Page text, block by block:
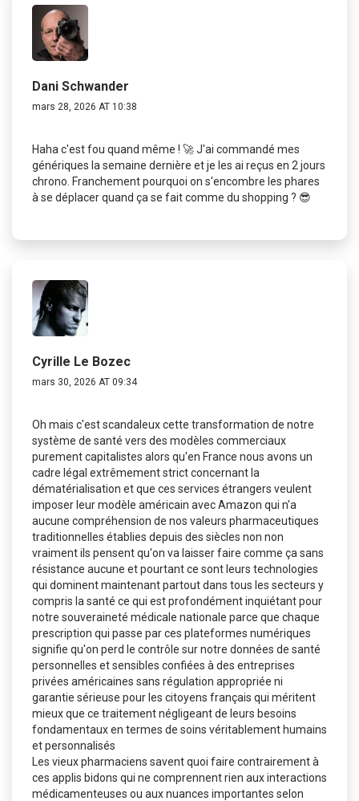
Dani Schwander
mars 28, 2026 AT 10:38
Haha c'est fou quand même ! 🚀 J'ai commandé mes
génériques la semaine dernière et je les ai reçus en 2 jours
chrono. Franchement pourquoi on s'encombre les phares
à se déplacer quand ça se fait comme du shopping ? 😎
Cyrille Le Bozec
mars 30, 2026 AT 09:34
Oh mais c'est scandaleux cette transformation de notre
système de santé vers des modèles commerciaux
purement capitalistes alors qu'en France nous avons un
cadre légal extrêmement strict concernant la
dématérialisation et que ces services étrangers veulent
imposer leur modèle américain avec Amazon qui n'a
aucune compréhension de nos valeurs pharmaceutiques
traditionnelles établies depuis des siècles non non
vraiment ils pensent qu'on va laisser faire comme ça sans
résistance aucune et pourtant ce sont leurs technologies
qui dominent maintenant partout dans tous les secteurs y
compris la santé ce qui est profondément inquiétant pour
notre souveraineté médicale nationale parce que chaque
prescription qui passe par ces plateformes numériques
signifie qu'on perd le contrôle sur notre données de santé
personnelles et sensibles confiées à des entreprises
privées américaines sans régulation appropriée ni
garantie sérieuse pour les citoyens français qui méritent
mieux que ce traitement négligeant de leurs besoins
fondamentaux en termes de soins véritablement humains
et personnalisés
Les vieux pharmaciens savent quoi faire contrairement à
ces applis bidons qui ne comprennent rien aux interactions
médicamenteuses ou aux nuances importantes selon